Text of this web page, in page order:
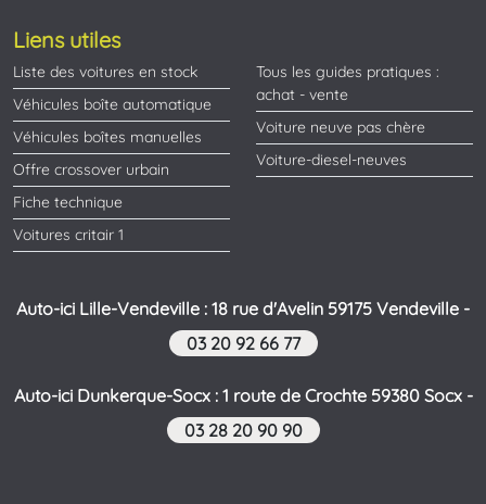
Liens utiles
Liste des voitures en stock
Véhicules boîte automatique
Véhicules boîtes manuelles
Offre crossover urbain
Fiche technique
Voitures critair 1
Tous les guides pratiques :
achat - vente
Voiture neuve pas chère
Voiture-diesel-neuves
Auto-ici Lille-Vendeville : 18 rue d'Avelin 59175 Vendeville -
03 20 92 66 77
Auto-ici Dunkerque-Socx : 1 route de Crochte 59380 Socx -
03 28 20 90 90